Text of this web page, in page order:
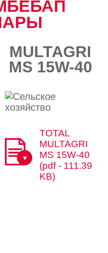
MULTAGRI
MS 15W-40​​
TOTAL
MULTAGRI
MS 15W-40
(pdf - 111.39
KB)